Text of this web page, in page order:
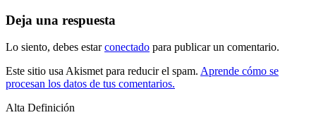
Deja una respuesta
Lo siento, debes estarconectado para publicar un comentario.
Este sitio usa Akismet para reducir el spam. Aprende cómo se
procesan los datos de tus comentarios.
Alta Definición